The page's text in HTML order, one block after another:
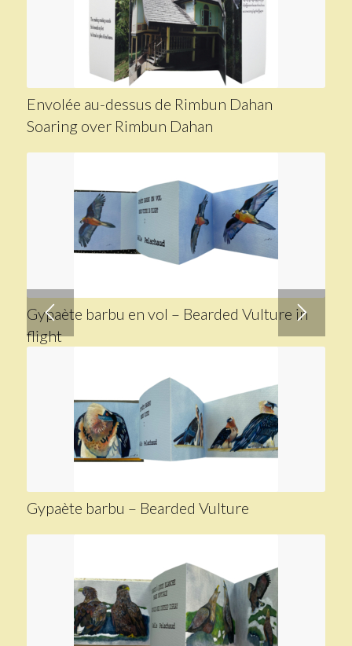
Envolée au-dessus de Rimbun Dahan
Soaring over Rimbun Dahan
Gypaète barbu en vol – Bearded Vulture in
flight
Gypaète barbu – Bearded Vulture